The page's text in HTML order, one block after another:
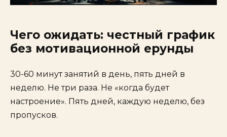
Чего ожидать: честный график
без мотивационной ерунды
30-60 минут занятий в день, пять дней в
неделю. Не три раза. Не «когда будет
настроение». Пять дней, каждую неделю, без
пропусков.